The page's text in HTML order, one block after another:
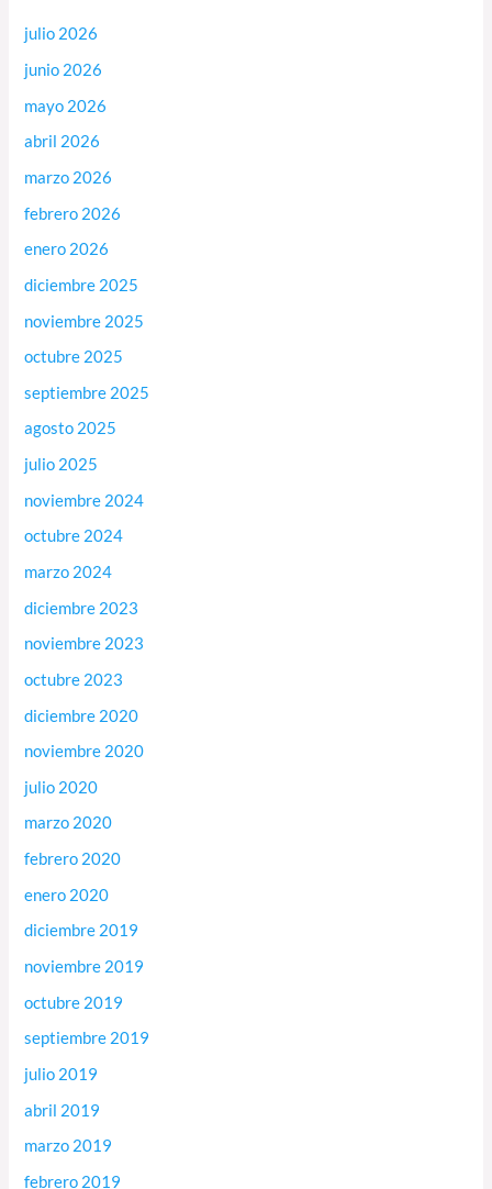
julio 2026
junio 2026
mayo 2026
abril 2026
marzo 2026
febrero 2026
enero 2026
diciembre 2025
noviembre 2025
octubre 2025
septiembre 2025
agosto 2025
julio 2025
noviembre 2024
octubre 2024
marzo 2024
diciembre 2023
noviembre 2023
octubre 2023
diciembre 2020
noviembre 2020
julio 2020
marzo 2020
febrero 2020
enero 2020
diciembre 2019
noviembre 2019
octubre 2019
septiembre 2019
julio 2019
abril 2019
marzo 2019
febrero 2019